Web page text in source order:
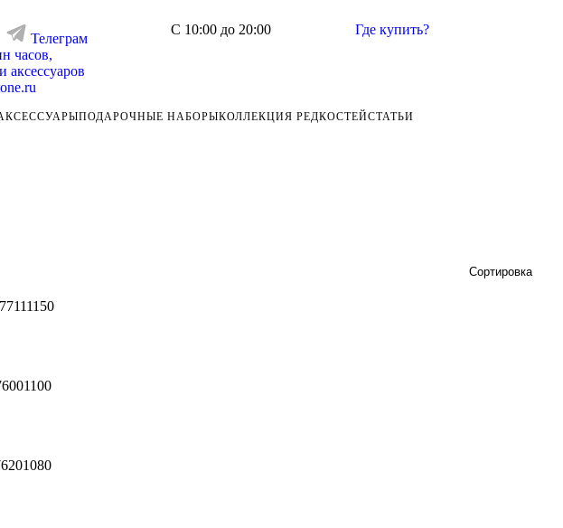
Телеграм
С 10:00 до 20:00 Где купить?
ПОДАРОЧНЫЕ НАБОРЫКОЛЛЕКЦИЯ РЕДКОСТЕЙСТАТЬИ
Сортировка